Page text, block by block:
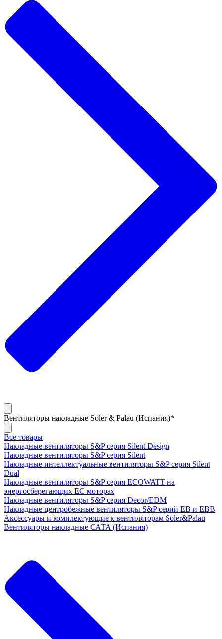
Вентиляторы накладные Soler & Palau (Испания)*
Все товары
Накладные вентиляторы S&P серия Silent Design
Накладные вентиляторы S&P серия Silent
Накладные интеллектуальные вентиляторы S&P серия Silent
Dual
Накладные вентиляторы S&P серия ECOWATT на
энергосберегающих ЕС моторах
Накладные вентиляторы S&P серия Decor/EDM
Накладные центробежные вентиляторы S&P серий EB и EBB
Аксессуары и комплектующие к вентиляторам Soler&Palau
Вентиляторы накладные САТА (Испания)